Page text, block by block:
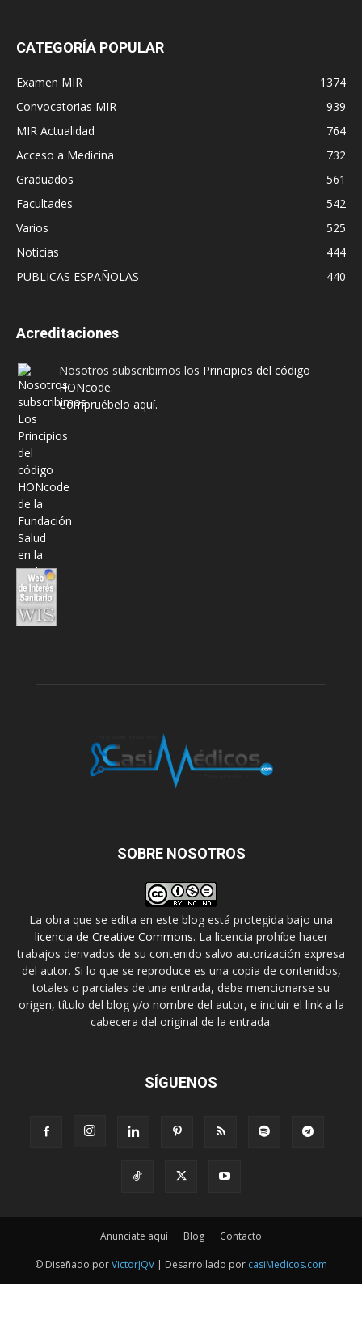
CATEGORÍA POPULAR
Examen MIR
1374
Convocatorias MIR
939
MIR Actualidad
764
Acceso a Medicina
732
Graduados
561
Facultades
542
Varios
525
Noticias
444
PUBLICAS ESPAÑOLAS
440
Acreditaciones
Nosotros subscribimos los Principios del código
HONcode.
Compruébelo aquí.
SOBRE NOSOTROS
La obra que se edita en este blog está protegida bajo una
licencia de Creative Commons. La licencia prohíbe hacer
trabajos derivados de su contenido salvo autorización expresa
del autor. Si lo que se reproduce es una copia de contenidos,
totales o parciales de una entrada, debe mencionarse su
origen, título del blog y/o nombre del autor, e incluir el link a la
cabecera del original de la entrada.
SÍGUENOS
Anunciate aquí Blog Contacto
© Diseñado porVictorJQV | Desarrollado por casiMedicos.com